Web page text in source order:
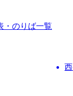
・のりば一覧